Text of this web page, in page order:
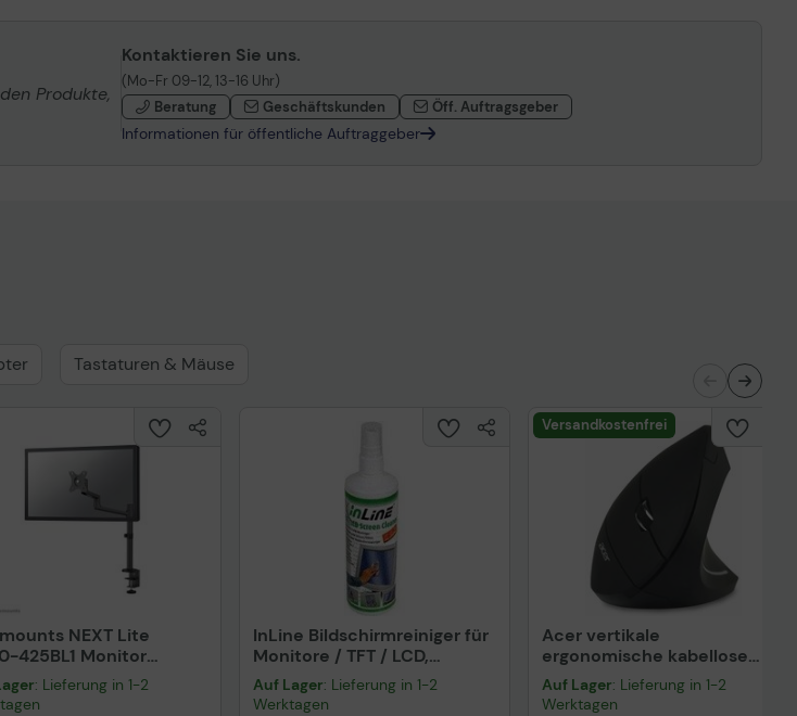
Produkte,
Kontaktieren Sie uns.
(Mo-Fr 09-12, 13-16 Uhr)
Beratung
Geschäftskunden Öff. Auftragsgeber
Informationen für öffentliche Auftraggeber
Tastaturen & Mäuse
NEXT Lite
425BL1 Monitor
: Lieferung in 1-2
InLine Bildschirmreiniger für
Monitore / TFT / LCD,
Pumpspray 250ml
Auf Lager: Lieferung in 1-2
Werktagen
Versandkostenfrei
Acer vertikale
ergonomische kabellose
Maus 1600 dpi, 2.4 GHz,
Schwarz
Auf Lager: Lieferung in 1-2
Werktagen